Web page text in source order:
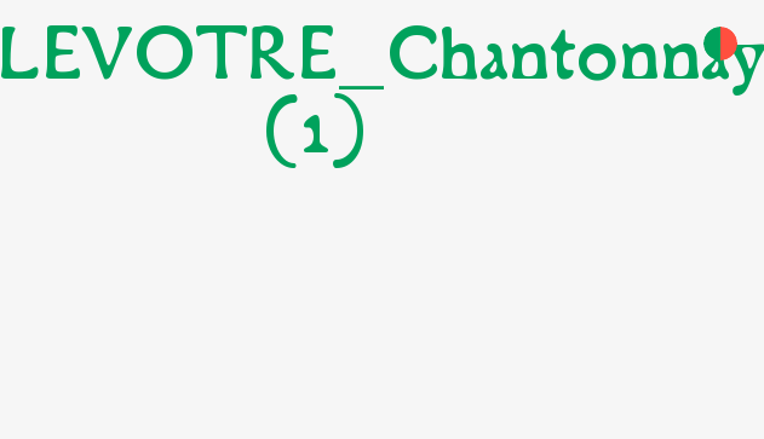
LEVOTRE_Chantonnay
(1)